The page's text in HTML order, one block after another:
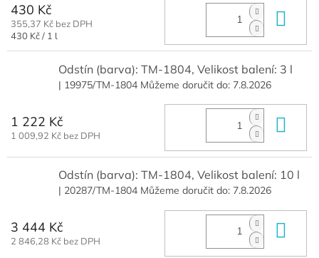
430 Kč
355,37 Kč bez DPH
Měrná
cena:
430 Kč / 1 l
Odstín (barva): TM-1804, Velikost balení: 3 l
| 19975/TM-1804 Můžeme doručit do: 7.8.2026
1 222 Kč
1 009,92 Kč bez DPH
Odstín (barva): TM-1804, Velikost balení: 10 l
| 20287/TM-1804 Můžeme doručit do: 7.8.2026
3 444 Kč
2 846,28 Kč bez DPH